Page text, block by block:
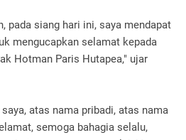
pada siang hari ini, saya mendapat
mengucapkan selamat kepada
Hotman Paris Hutapea," ujar
atas nama pribadi, atas nama
semoga bahagia selalu,